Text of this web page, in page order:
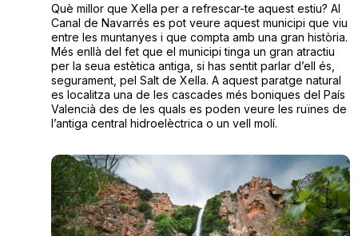
Què millor que Xella per a refrescar-te aquest estiu? Al
Canal de Navarrés es pot veure aquest municipi que viu
entre les muntanyes i que compta amb una gran història.
Més enllà del fet que el municipi tinga un gran atractiu
per la seua estètica antiga, si has sentit parlar d’ell és,
segurament, pel Salt de Xella. A aquest paratge natural
es localitza una de les cascades més boniques del País
Valencià des de les quals es poden veure les ruïnes de
l’antiga central hidroelèctrica o un vell molí.